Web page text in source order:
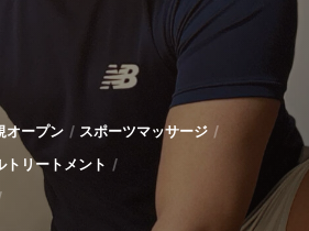
オープン
スポーツマッサージ
トリートメント